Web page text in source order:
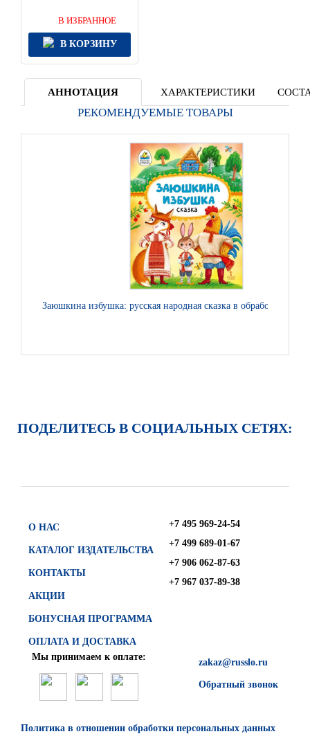
В ИЗБРАННОЕ
В КОРЗИНУ
АННОТАЦИЯ ХАРАКТЕРИСТИКИ
РЕКОМЕНДУЕМЫЕ ТОВАРЫ
Заюшкина избушка: русская народная сказка в обработке О.
ПОДЕЛИТЕСЬ В СОЦИАЛЬНЫХ СЕТЯХ:
О НАС
КАТАЛОГ ИЗДАТЕЛЬСТВА
КОНТАКТЫ
АКЦИИ
БОНУСНАЯ ПРОГРАММА
ОПЛАТА И ДОСТАВКА
+7 495 969-24-54
+7 499 689-01-67
+7 906 062-87-63
+7 967 037-89-38
zakaz@russlo.ru
Обратный звонок
Мы принимаем к оплате:
Политика в отношении обработки персональных данных